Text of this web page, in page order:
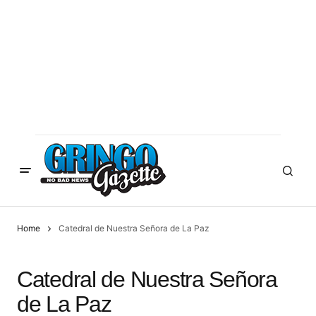
Home Catedral de Nuestra Señora de La Paz
Catedral de Nuestra Señora
de La Paz